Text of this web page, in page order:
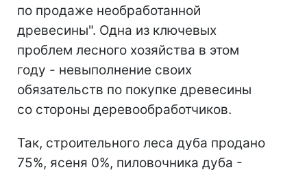
по продаже необработанной
древесины". Одна из ключевых
проблем лесного хозяйства в этом
году - невыполнение своих
обязательств по покупке древесины
со стороны деревообработчиков.
Так, строительного леса дуба продано
75%, ясеня 0%, пиловочника дуба -